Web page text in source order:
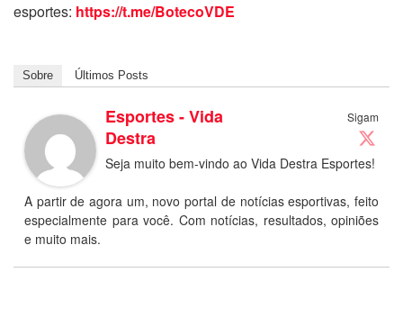
esportes: https://t.me/BotecoVDE
Sobre Últimos Posts
Sigam
Esportes - Vida
Destra
Seja muito bem-vindo ao Vida Destra Esportes!
A partir de agora um, novo portal de notícias esportivas, feito
especialmente para você. Com notícias, resultados, opiniões
e muito mais.